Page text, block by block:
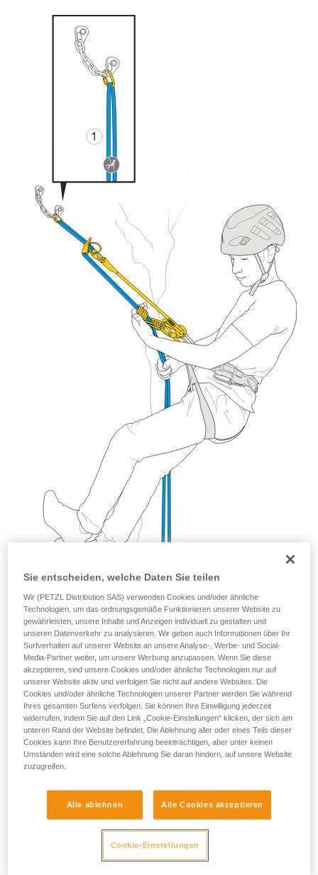
Mit einem GRIGRI
Mit einem GRIGRI ist es nicht möglich, sich an beiden
Seilsträngen von der Abseilstelle abzuseilen. Man muss sich
also an einem einzigen Strang abseilen. Dieser wird mit
einem Knoten am Schließring blockiert und mit einem
Verschlusskarabiner verbunden.
Das Abseilen erfolgt nur an dem Strang ohne Knoten. Der
Achtung: Der Knoten muss größer sein als der Schließring
an der Abseilstelle. Wenn der Knoten durch den Schließring
Sie entscheiden, welche Daten Sie teilen
Wir (PETZL Distribution SAS) verwenden Cookies und/oder ähnliche
Technologien, um das ordnungsgemäße Funktionieren unserer Website zu
gewährleisten, unsere Inhalte und Anzeigen individuell zu gestalten und
unseren Datenverkehr zu analysieren. Wir geben auch Informationen über Ihr
Surfverhalten auf unserer Website an unsere Analyse-, Werbe- und Social-
Media-Partner weiter, um unsere Werbung anzupassen. Wenn Sie diese
akzeptieren, sind unsere Cookies und/oder ähnliche Technologien nur auf
unserer Website aktiv und verfolgen Sie nicht auf andere Websites. Die
Cookies und/oder ähnliche Technologien unserer Partner werden Sie während
Ihres gesamten Surfens verfolgen. Sie können Ihre Einwilligung jederzeit
widerrufen, indem Sie auf den Link „Cookie-Einstellungen“ klicken, der sich am
unteren Rand der Website befindet. Die Ablehnung aller oder eines Teils dieser
Cookies kann Ihre Benutzererfahrung beeinträchtigen, aber unter keinen
Umständen wird eine solche Ablehnung Sie daran hindern, auf unsere Website
zuzugreifen.
Alle ablehnen Alle Cookies akzeptieren
Cookie-Einstellungen